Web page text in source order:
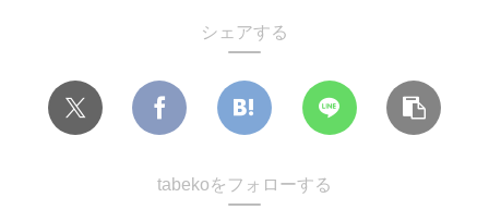
シェアする
tabekoをフォローする